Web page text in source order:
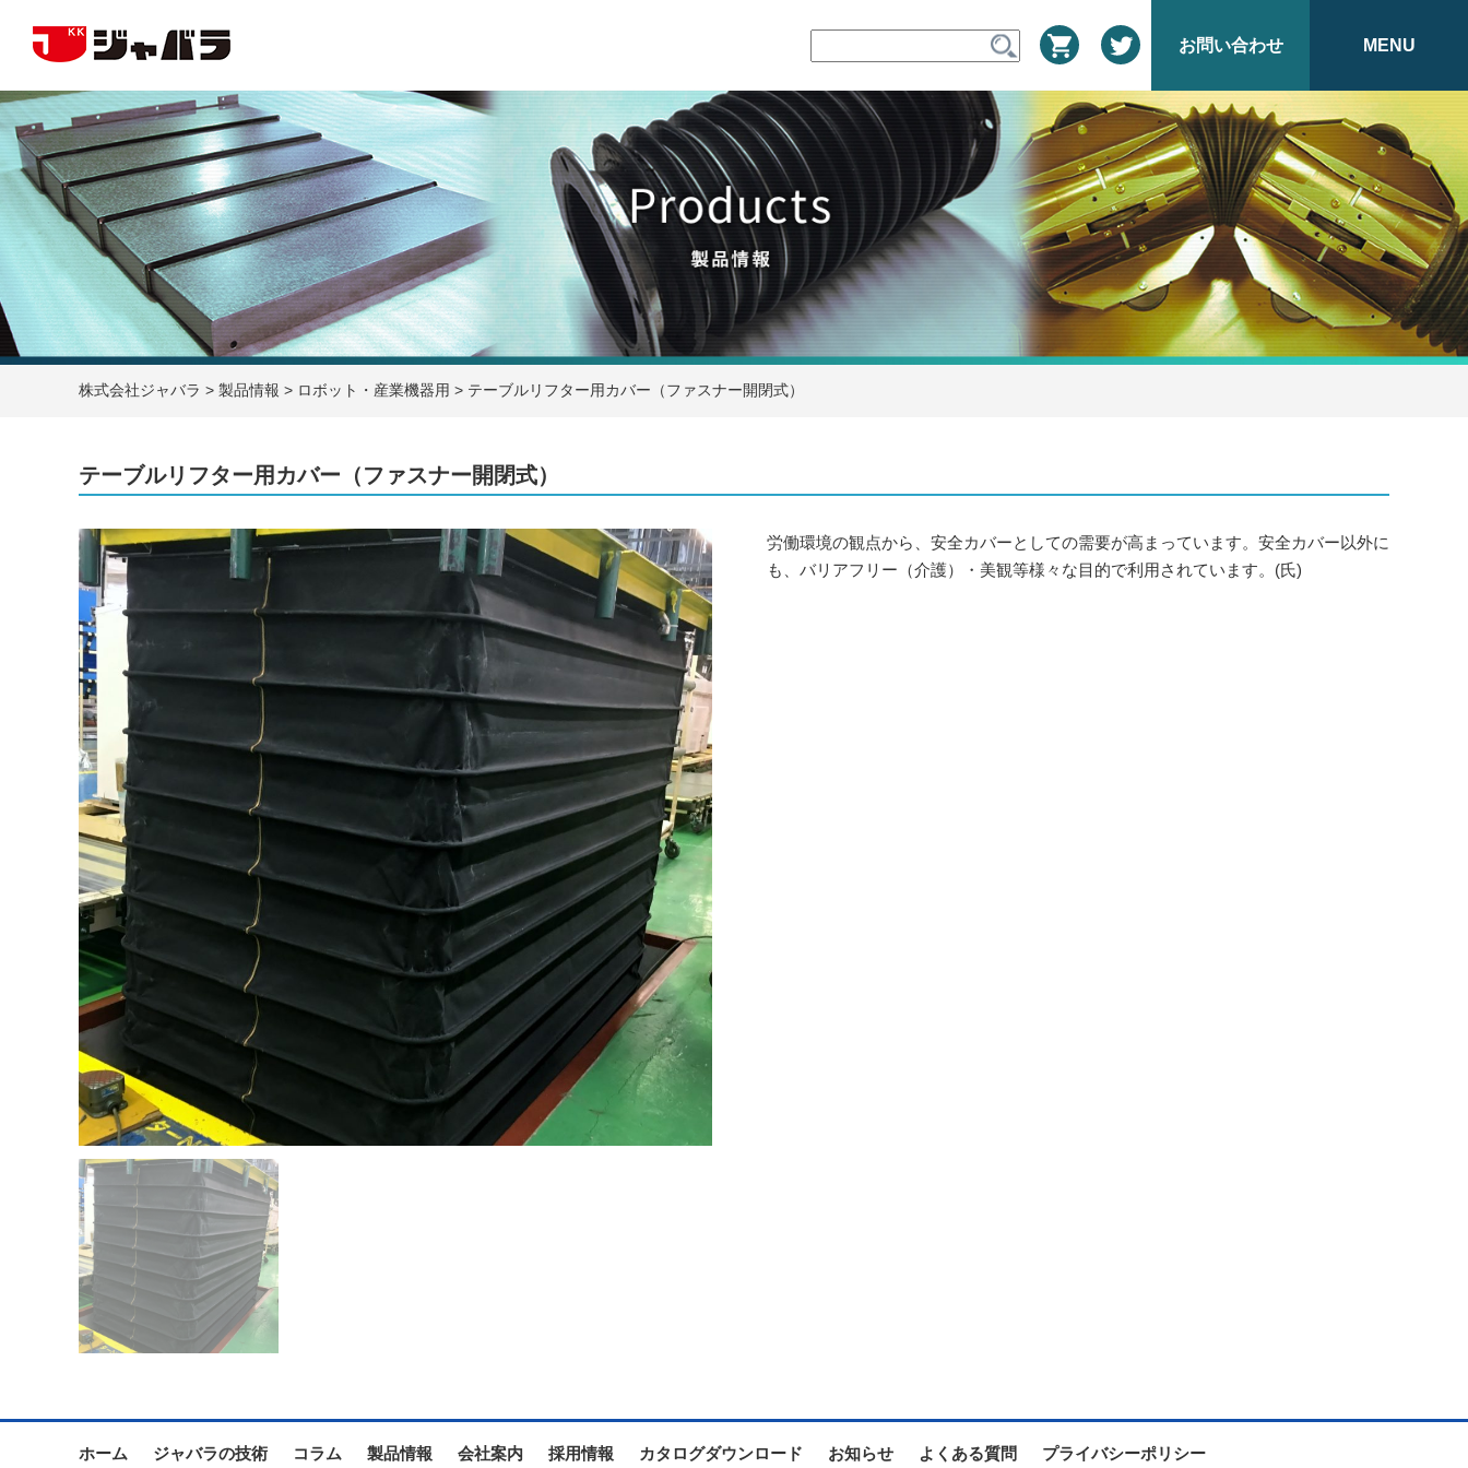
お問い合わせ MENU
株式会社ジャバラ > 製品情報 > ロボット・産業機器用 > テーブルリフター用カバー（ファスナー開閉式）
テーブルリフター用カバー（ファスナー開閉式）
労働環境の観点から、安全カバーとしての需要が高まっています。安全カバー以外に
も、バリアフリー（介護）・美観等様々な目的で利用されています。(氏)
ホーム ジャバラの技術 コラム 製品情報 会社案内 採用情報 カタログダウンロード お知らせ よくある質問 プライバシーポリシー